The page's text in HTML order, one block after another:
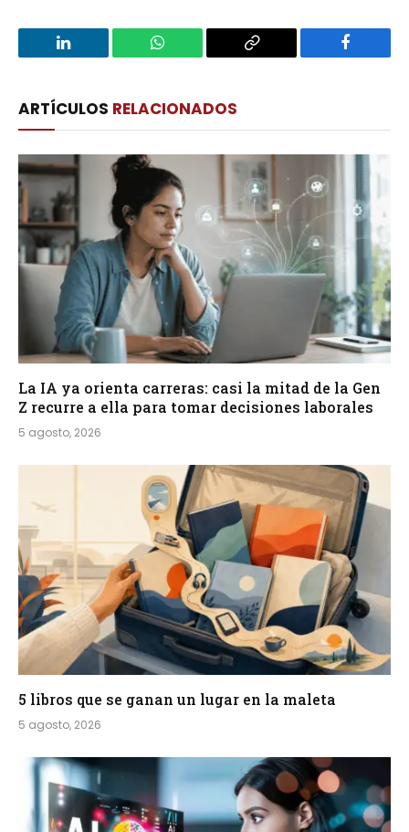
LinkedIn WhatsApp
Copy
Facebook
ARTÍCULOS RELACIONADOS
La IA ya orienta carreras: casi la mitad de la Gen
Z recurre a ella para tomar decisiones laborales
5 agosto, 2026
5 libros que se ganan un lugar en la maleta
5 agosto, 2026